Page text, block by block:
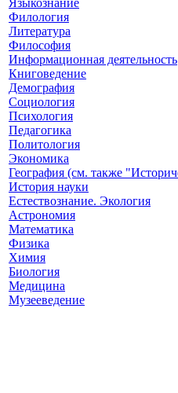
Филология
Литература
Философия
Информационная деятельность
Книговедение
Демография
Социология
Психология
Педагогика
Политология
Экономика
География (см. также
История науки
Естествознание. Экология
Астрономия
Математика
Физика
Химия
Биология
Медицина
Музееведение